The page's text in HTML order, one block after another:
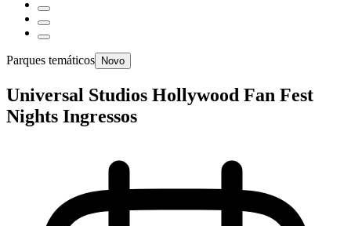
Parques temáticos Novo
Universal Studios Hollywood Fan Fest
Nights Ingressos